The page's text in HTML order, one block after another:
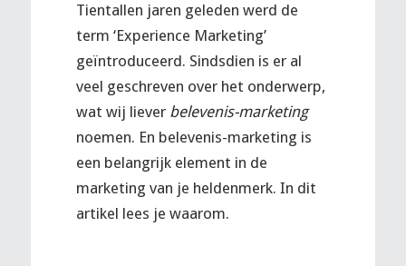
Tientallen jaren geleden werd de
term ‘Experience Marketing’
geïntroduceerd. Sindsdien is er al
veel geschreven over het onderwerp,
wat wij liever belevenis-marketing
noemen. En belevenis-marketing is
een belangrijk element in de
marketing van je heldenmerk. In dit
artikel lees je waarom.